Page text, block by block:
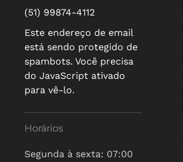
(51) 99874-4112
Este endereço de email
está sendo protegido de
spambots. Você precisa
do JavaScript ativado
para vê-lo.
Horários
Segunda à sexta: 07:00